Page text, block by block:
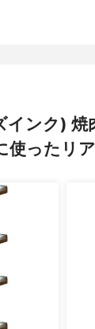
ンク) 焼
使ったリ